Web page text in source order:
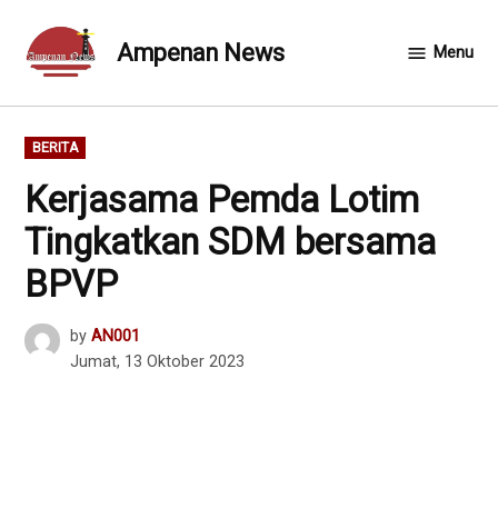
content
Ampenan News Menu
POSTED
IN
BERITA
Kerjasama Pemda Lotim
Tingkatkan SDM bersama
BPVP
by AN001
Jumat, 13 Oktober 2023